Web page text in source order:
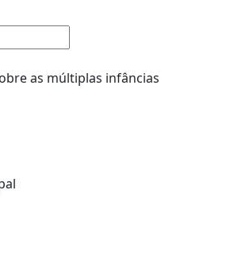
as múltiplas infâncias